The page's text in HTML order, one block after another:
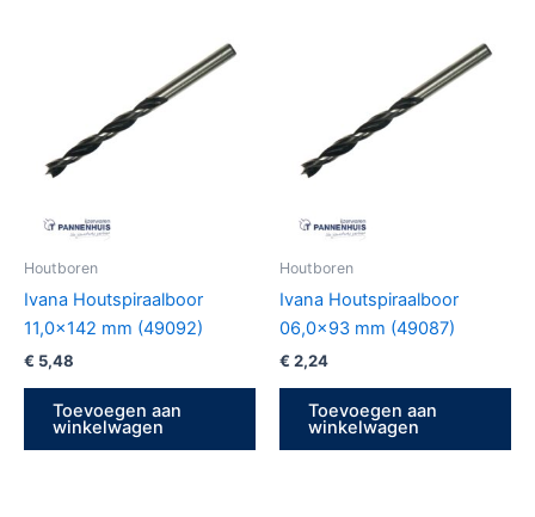
Houtboren
Ivana Houtspiraalboor
11,0×142 mm (49092)
€ 5,48
Toevoegen aan
winkelwagen
Houtboren
Ivana Houtspiraalboor
06,0×93 mm (49087)
€ 2,24
Toevoegen aan
winkelwagen